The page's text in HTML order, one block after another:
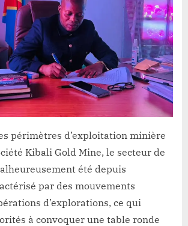
et
le
développement
durable
signé
Kibali
et
le
secteur
(Magazine)
périmètres d’exploitation minière
Kibali Gold Mine, le secteur de
été depuis
par des mouvements
d’explorations, ce qui
à convoquer une table ronde